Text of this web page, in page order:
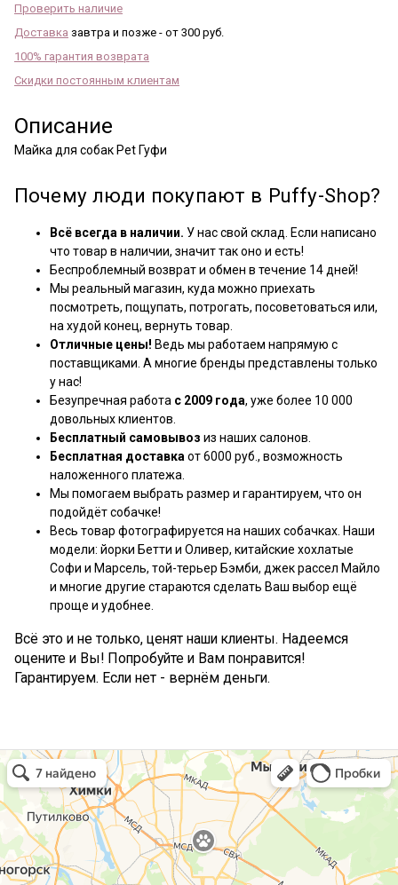
Проверить наличие
Доставка завтра и позже - от 300 руб.
100% гарантия возврата
Скидки постоянным клиентам
Описание
Майка для собак Pet Гуфи
Почему люди покупают в Puffy-Shop?
Всё всегда в наличии. У нас свой склад. Если написано
что товар в наличии, значит так оно и есть!
Беспроблемный возврат и обмен в течение 14 дней!
Мы реальный магазин, куда можно приехать
посмотреть, пощупать, потрогать, посоветоваться или,
на худой конец, вернуть товар.
Отличные цены! Ведь мы работаем напрямую с
поставщиками. А многие бренды представлены только
у нас!
Безупречная работа с 2009 года, уже более 10 000
довольных клиентов.
Бесплатный самовывоз из наших салонов.
Бесплатная доставка от 6000 руб., возможность
наложенного платежа.
Мы помогаем выбрать размер и гарантируем, что он
подойдёт собачке!
Весь товар фотографируется на наших собачках. Наши
модели: йорки Бетти и Оливер, китайские хохлатые
Софи и Марсель, той-терьер Бэмби, джек рассел Майло
и многие другие стараются сделать Ваш выбор ещё
проще и удобнее.
Всё это и не только, ценят наши клиенты. Надеемся
оцените и Вы! Попробуйте и Вам понравится!
Гарантируем. Если нет - вернём деньги.